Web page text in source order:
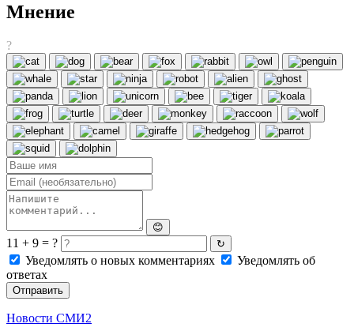
Мнение
?
😊
11 + 9 = ? ↻
Уведомлять о новых комментариях
Уведомлять об
ответах
Отправить
Новости СМИ2